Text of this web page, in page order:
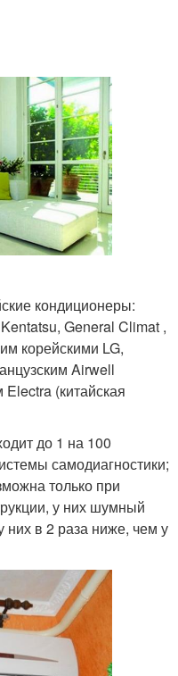
кондиционеры:
General Climat ,
корейскими LG,
Airwell
Electra (китайская
до 1 на 100
самодиагностики;
только при
у них шумный
них в 2 раза ниже, чем у